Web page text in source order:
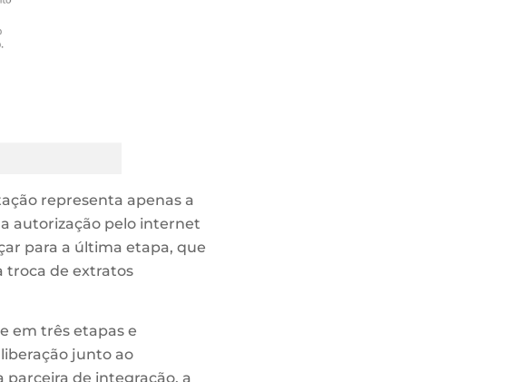
representa apenas a
autorização pelo internet
para a última etapa, que
troca de extratos
em três etapas e
junto ao
de integração, a